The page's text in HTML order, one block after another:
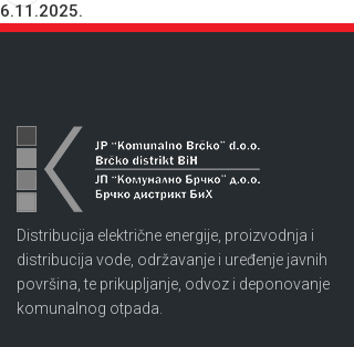
6.11.2025.
Distribucija električne energije, proizvodnja i
distribucija vode, održavanje i uređenje javnih
površina, te prikupljanje, odvoz i deponovanje
komunalnog otpada.